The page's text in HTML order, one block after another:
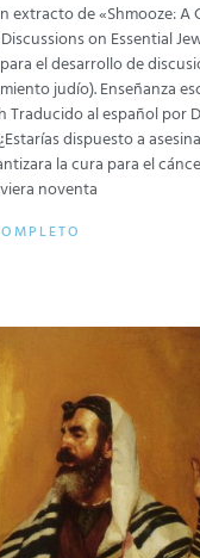
extracto de «Shmooze: A
on Essential
el desarrollo de
judío). Enseñanza
Traducido al español por
dispuesto a
la cura para el
noventa